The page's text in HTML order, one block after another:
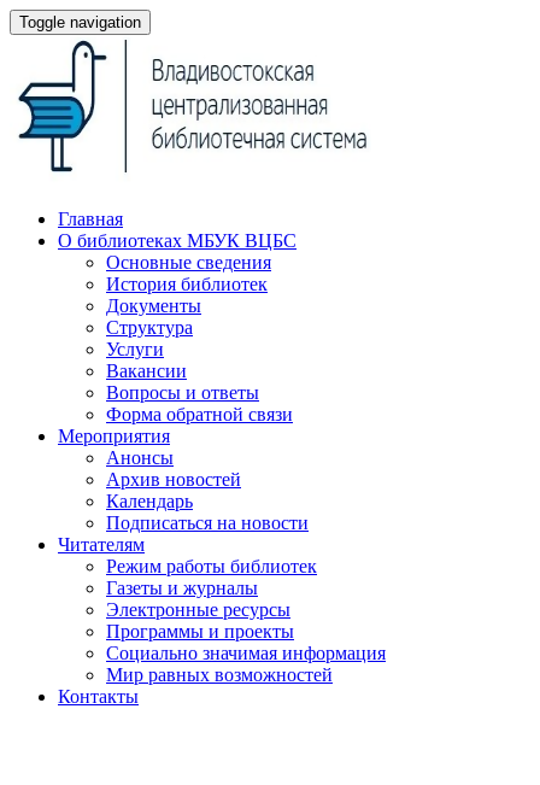
Toggle navigation
Главная
О библиотеках МБУК ВЦБС
Основные сведения
История библиотек
Документы
Структура
Услуги
Вакансии
Вопросы и ответы
Форма обратной связи
Мероприятия
Анонсы
Архив новостей
Календарь
Подписаться на новости
Читателям
Режим работы библиотек
Газеты и журналы
Электронные ресурсы
Программы и проекты
Социально значимая информация
Мир равных возможностей
Контакты